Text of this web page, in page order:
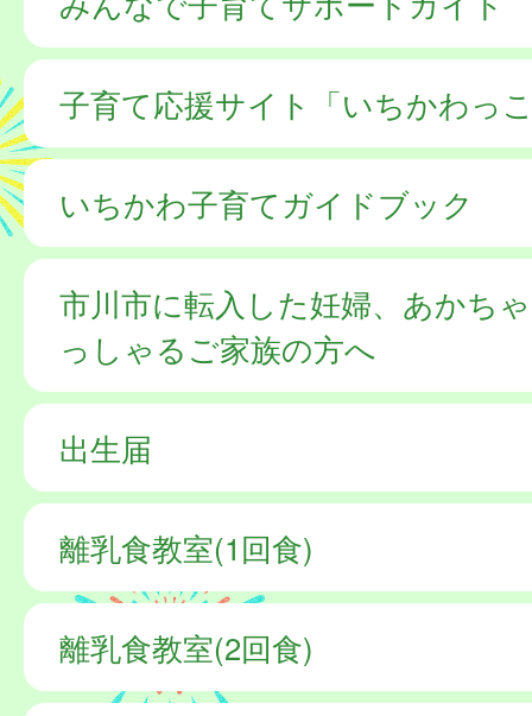
子育て応援サイト「いちかわっ
いちかわ子育てガイドブック
市川市に転入した妊婦、あかち
っしゃるご家族の方へ
出生届
離乳食教室(1回食)
離乳食教室(2回食)